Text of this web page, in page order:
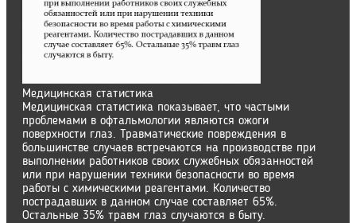
Медицинская статистика
Медицинская статистика показывает, что частыми
проблемами в офтальмологии являются ожоги
поверхности глаз. Травматические повреждения в
большинстве случаев встречаются на производстве при
выполнении работников своих служебных обязанностей
или при нарушении техники безопасности во время
работы с химическими реагентами. Количество
пострадавших в данном случае составляет 65%.
Остальные 35% травм глаз случаются в быту.